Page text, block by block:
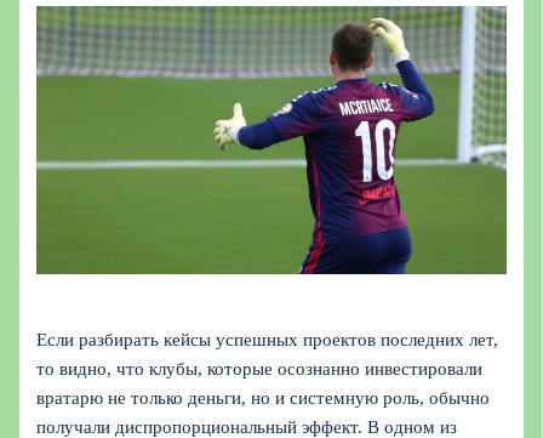
Если разбирать кейсы успешных проектов последних лет,
то видно, что клубы, которые осознанно инвестировали
вратарю не только деньги, но и системную роль, обычно
получали диспропорциональный эффект. В одном из